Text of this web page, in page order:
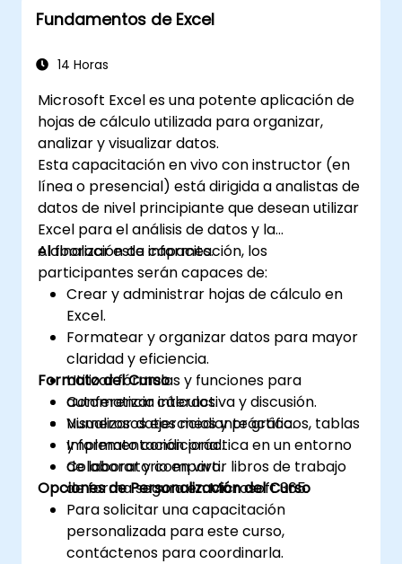
datos: Permite compartir y trabajar en
lo que permite a varios usuarios trabajar
Automatización de tareas: Posibilita la
creación de macros y la automatización de
tareas mediante el lenguaje de programación
VBA (Visual Basic para Aplicaciones). Excel se
utiliza ampliamente en diversos campos,
desde los negocios hasta la ciencia y la
educación. Sus funciones versátiles permiten
el análisis de datos, la generación de informes,
la elaboración de presupuestos,
cronogramas, gestión de datos y muchas
otras aplicaciones.
integración de datos externos. Profundiza en
Herramienta de Análisis y macros VBA para
Ayuda a los profesionales a transformar
cifras brutas en información financiera
accionable y pronósticos precisos para la
planificación estratégica.
Fundamentos de Excel
14 Horas
Microsoft Excel es una potente aplicación de
hojas de cálculo utilizada para organizar,
analizar y visualizar datos.
Esta capacitación en vivo con instructor (en
línea o presencial) está dirigida a analistas de
datos de nivel principiante que desean utilizar
Excel para el análisis de datos y la
elaboración de informes.
Al finalizar esta capacitación, los
participantes serán capaces de:
Crear y administrar hojas de cálculo en
Excel.
Formatear y organizar datos para mayor
claridad y eficiencia.
Utilizar fórmulas y funciones para
automatizar cálculos.
Visualizar datos mediante gráficos, tablas
y formato condicional.
Colaborar y compartir libros de trabajo
de forma segura en Microsoft 365.
Formato del Curso
Conferencia interactiva y discusión.
Numerosos ejercicios y práctica.
Implementación práctica en un entorno
de laboratorio en vivo.
Opciones de Personalización del Curso
Para solicitar una capacitación
personalizada para este curso,
contáctenos para coordinarla.